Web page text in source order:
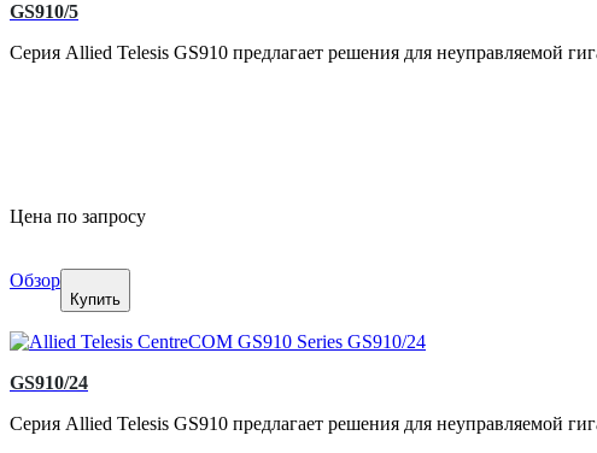
GS910/5
Серия Allied Telesis GS910 предлагает решения для неуправляемой
Цена по запросу
Обзор
Купить
GS910/24
Серия Allied Telesis GS910 предлагает решения для неуправляемой